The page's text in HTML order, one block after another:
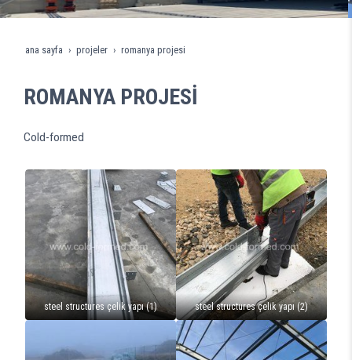
ana sayfa projeler romanya projesi̇
ROMANYA PROJESİ
Cold-formed
steel structures çelik yapı (1) steel structures çelik yapı (2)